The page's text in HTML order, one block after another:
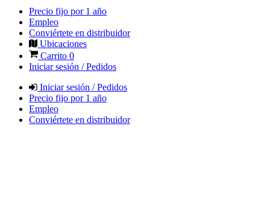
Precio fijo por 1 año
Empleo
Conviértete en distribuidor
Ubicaciones
Carrito 0
Iniciar sesión / Pedidos
Iniciar sesión / Pedidos
Precio fijo por 1 año
Empleo
Conviértete en distribuidor